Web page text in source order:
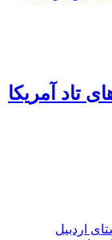
تاد آمریکا